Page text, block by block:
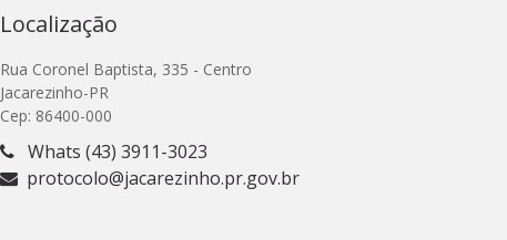
Localização
Rua Coronel Baptista, 335 - Centro
Jacarezinho-PR
Cep: 86400-000
Whats (43) 3911-3023
protocolo@jacarezinho.pr.gov.br